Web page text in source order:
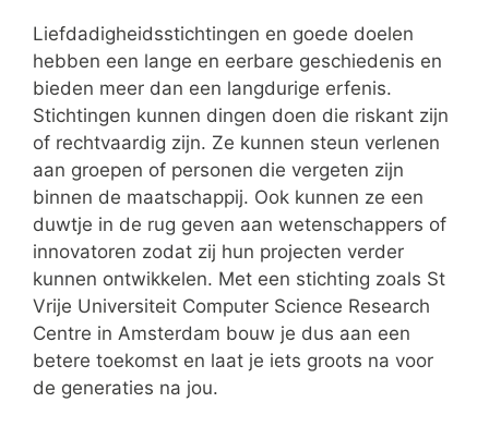
Liefdadigheidsstichtingen en goede doelen
hebben een lange en eerbare geschiedenis en
bieden meer dan een langdurige erfenis.
Stichtingen kunnen dingen doen die riskant zijn
of rechtvaardig zijn. Ze kunnen steun verlenen
aan groepen of personen die vergeten zijn
binnen de maatschappij. Ook kunnen ze een
duwtje in de rug geven aan wetenschappers of
innovatoren zodat zij hun projecten verder
kunnen ontwikkelen. Met een stichting zoals St
Vrije Universiteit Computer Science Research
Centre in Amsterdam bouw je dus aan een
betere toekomst en laat je iets groots na voor
de generaties na jou.